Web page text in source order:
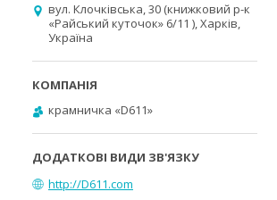
вул. Клочківська, 30 (книжковий р-к
«Райський куточок» 6/11 ), Харків,
Україна
крамничка «D611»
http://D611.com